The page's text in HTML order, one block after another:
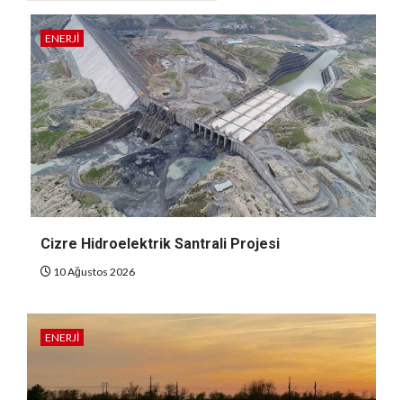
ENERJI
Cizre Hidroelektrik Santrali Projesi
10 Ağustos 2026
ENERJI